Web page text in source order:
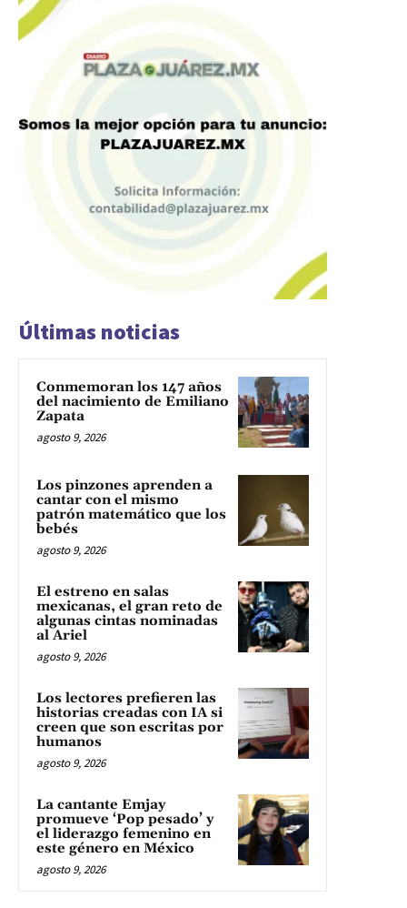
Últimas noticias
Conmemoran los 147 años
del nacimiento de Emiliano
Zapata
agosto 9, 2026
Los pinzones aprenden a
cantar con el mismo
patrón matemático que los
bebés
agosto 9, 2026
El estreno en salas
mexicanas, el gran reto de
algunas cintas nominadas
al Ariel
agosto 9, 2026
Los lectores prefieren las
historias creadas con IA si
creen que son escritas por
humanos
agosto 9, 2026
La cantante Emjay
promueve ‘Pop pesado’ y
el liderazgo femenino en
este género en México
agosto 9, 2026